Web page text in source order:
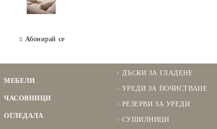
Абонирай се
МЕБЕЛИ
ЧАСОВНИЦИ
ОГЛЕДАЛА
ДЪСКИ ЗА ГЛАДЕНЕ
УРЕДИ ЗА ПОЧИСТВАНЕ
РЕЗЕРВИ ЗА УРЕДИ
СУШИЛНИЦИ